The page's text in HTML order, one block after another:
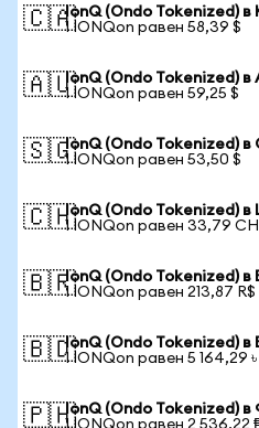
🇨🇦IonQ (Ondo Tokenized)
1 IONQon равен 58,39 $
🇦🇺IonQ (Ondo Tokenized)
1 IONQon равен 59,25 $
🇸🇬IonQ (Ondo Tokenized)
1 IONQon равен 53,50 $
🇨🇭IonQ (Ondo Tokenized)
1 IONQon равен 33,79
🇧🇷IonQ (Ondo Tokenized) в
1 IONQon равен 213,87 R$
🇧🇩IonQ (Ondo Tokenized)
1 IONQon равен 5 164,29 ৳
🇵🇭IonQ (Ondo Tokenized)
1 IONQon равен 2 536,22